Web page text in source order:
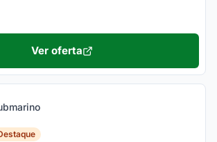
funcionou
Ver oferta